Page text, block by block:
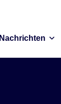
Nachrichten